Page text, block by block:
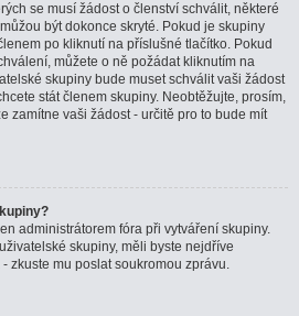
se musí žádost o členství schválit, některé
být dokonce skryté. Pokud je skupiny
po kliknutí na příslušné tlačítko. Pokud
můžete o ně požádat kliknutím na
skupiny bude muset schválit vaši žádost
stát členem skupiny. Neobtěžujte, prosím,
zamítne vaši žádost - určitě pro to bude mít
administrátorem fóra při vytváření skupiny.
skupiny, měli byste nejdříve
zkuste mu poslat soukromou zprávu.